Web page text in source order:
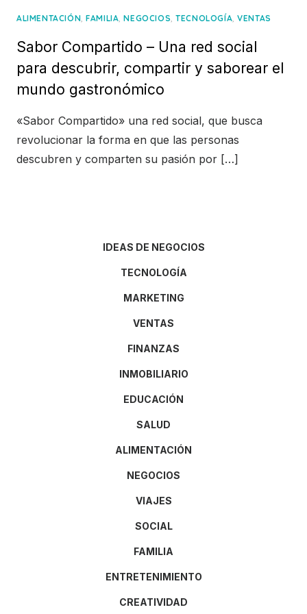
ALIMENTACIÓN,FAMILIA,NEGOCIOS,TECNOLOGÍA,VENTAS
Sabor Compartido – Una red social
para descubrir, compartir y saborear el
mundo gastronómico
«Sabor Compartido» una red social, que busca
revolucionar la forma en que las personas
descubren y comparten su pasión por […]
IDEAS DE NEGOCIOS
TECNOLOGÍA
MARKETING
VENTAS
FINANZAS
INMOBILIARIO
EDUCACIÓN
SALUD
ALIMENTACIÓN
NEGOCIOS
VIAJES
SOCIAL
FAMILIA
ENTRETENIMIENTO
CREATIVIDAD